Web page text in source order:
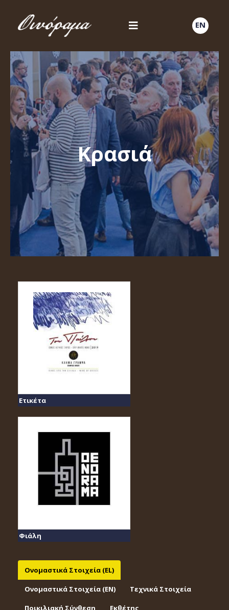
EN
Κρασιά
Ετικέτα
Φιάλη
Ονομαστικά Στοιχεία (EL)
Ονομαστικά Στοιχεία (EΝ) Τεχνικά Στοιχεία
Ποικιλιακή Σύνθεση Εκθέτης